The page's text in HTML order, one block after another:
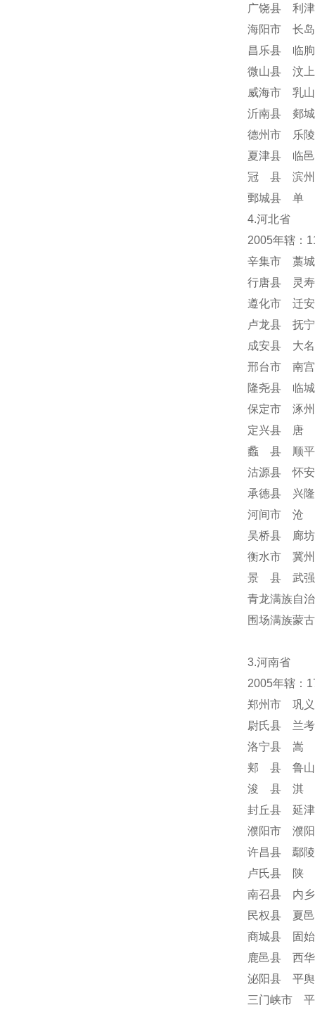
广饶县 利
海阳市 长
昌乐县 临
微山县 汶
威海市 乳
沂南县 郯
德州市 乐
夏津县 临
冠 县 滨州
鄄城县 单
4.河北省
2005年辖：
辛集市 藁
行唐县 灵
遵化市 迁
卢龙县 抚
成安县 大
邢台市 南
隆尧县 临
保定市 涿
定兴县 唐
蠡 县 顺
沽源县 怀
承德县 兴
河间市 沧
吴桥县 廊
衡水市 冀
景 县 武强
青龙满族自
围场满族蒙
3.河南省
2005年辖：
郑州市 巩
尉氏县 兰
洛宁县 嵩
郏 县 鲁
浚 县 淇
封丘县 延
濮阳市 濮
许昌县 鄢
卢氏县 陕
南召县 内
民权县 夏
商城县 固
鹿邑县 西
泌阳县 平
三门峡市